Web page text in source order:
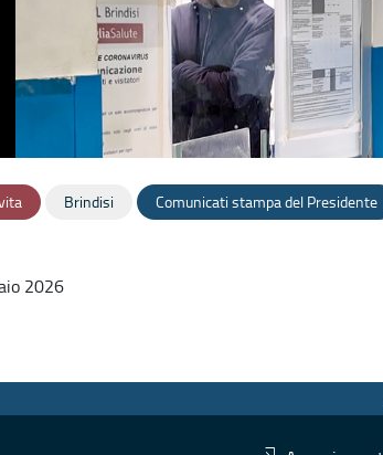
Brindisi Comunicati stampa del Presidente
2026